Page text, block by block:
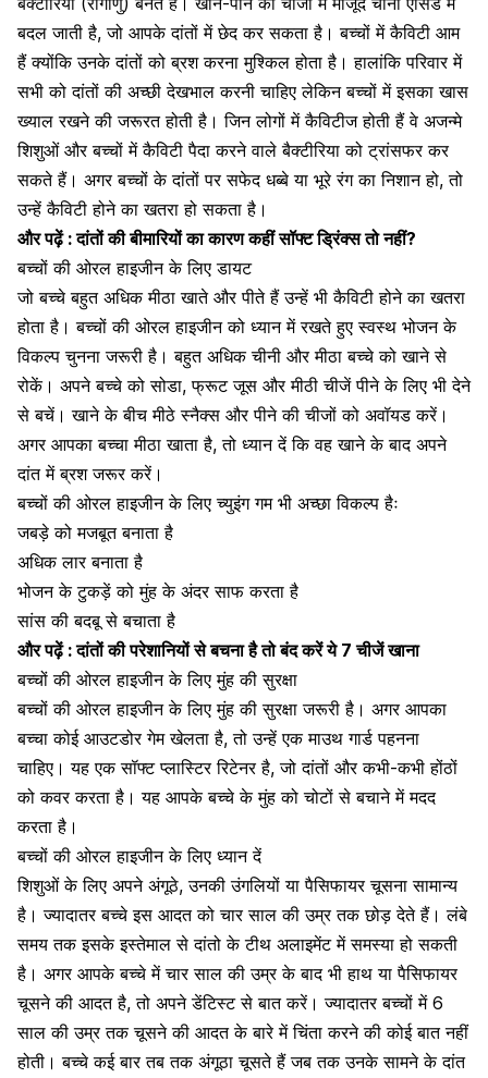
बदल जाती है, जो आपके दांतों में छेद कर सकता है। बच्चों में कैविटी आम
हैं क्योंकि उनके दांतों को ब्रश करना मुश्किल होता है। हालांकि परिवार में
सभी को दांतों की अच्छी देखभाल करनी चाहिए लेकिन बच्चों में इसका खास
ख्याल रखने की जरूरत होती है। जिन लोगों मेंकैविटीजहोती हैं वे अजन्मे
शिशुओं और बच्चों में कैविटी पैदा करने वालेबैक्टीरिया को ट्रांसफरकर
सकते हैं। अगर बच्चों के दांतों पर सफेद धब्बे या भूरे रंग का निशान हो, तो
उन्हें कैविटी होने का खतरा हो सकता है।
और पढ़ें :दांतों की बीमारियों का कारण कहीं सॉफ्ट ड्रिंक्स तो नहीं?
बच्चों की ओरल हाइजीन के लिए डायट
जो बच्चे बहुत अधिकमीठा खातेऔर पीते हैं उन्हें भी कैविटी होने का खतरा
होता है। बच्चों की ओरल हाइजीन को ध्यान में रखते हुएस्वस्थ भोजनके
विकल्प चुनना जरूरी है। बहुत अधिकचीनी और मीठा बच्चे को खाने से
रोकें। अपने बच्चे को सोडा, फ्रूट जूस और मीठी चीजें पीने के लिए भी देने
से बचें। खाने के बीच मीठे स्नैक्स और पीने की चीजों को अवॉयड करें।
अगर आपका बच्चामीठा खाता है, तो ध्यान दें कि वह खाने के बाद अपने
दांत में ब्रश जरूर करें।
बच्चों की ओरल हाइजीन के लिए च्युइंग गम भी अच्छा विकल्प हैः
जबड़े को मजबूत बनाता है
अधिकलारबनाता है
भोजन के टुकड़ें को मुंह के अंदर साफ करता है
सांस की बदबू से बचाता है
और पढ़ें :दांतों की परेशानियों से बचना है तो बंद करें ये 7 चीजें खाना
बच्चों की ओरल हाइजीन के लिए मुंह की सुरक्षा
बच्चों की ओरल हाइजीन के लिएमुंह की सुरक्षा जरूरी है। अगर आपका
बच्चा कोई आउटडोर गेम खेलता है, तो उन्हें एक माउथ गार्ड पहनना
चाहिए। यह एक सॉफ्ट प्लास्टिर रिटेनर है, जो दांतों और कभी-कभी होंठों
को कवर करता है। यह आपके बच्चे के मुंह को चोटों से बचाने में मदद
करता है।
बच्चों की ओरल हाइजीन के लिए ध्यान दें
शिशुओं के लिए अपने अंगूठे, उनकी उंगलियों यापैसिफायर चूसना सामान्य
है। ज्यादातर बच्चे इस आदत को चार साल की उम्र तक छोड़ देते हैं। लंबे
समय तक इसके इस्तेमाल से दांतो के टीथ अलाइमेंट में समस्या हो सकती
है। अगर आपके बच्चे में चार साल की उम्र के बाद भी हाथ या पैसिफायर
चूसने की आदतहै, तो अपनेडेंटिस्ट से बातकरें। ज्यादातर बच्चों में 6
साल की उम्र तक चूसने की आदत के बारे में चिंता करने की कोई बात नहीं
होती। बच्चे कई बार तब तक अंगूठा चूसतेहैं जब तक उनके सामने के दांत